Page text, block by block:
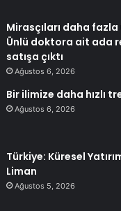
Mirasçıları daha
Ünlü doktora ait ada
satışa çıktı
Ağustos 6, 2026
Bir ilimize daha hızlı
Ağustos 6, 2026
Türkiye: Küresel
Liman
Ağustos 5, 2026